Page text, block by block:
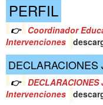
PERFIL
👉
Coordinador
Intervenciones
👉 DECLARACIONES
Intervenciones